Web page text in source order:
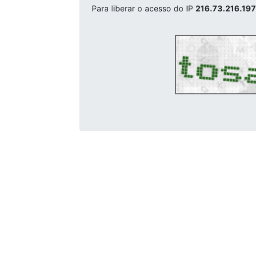
Para liberar o acesso do IP 216.73.216.197